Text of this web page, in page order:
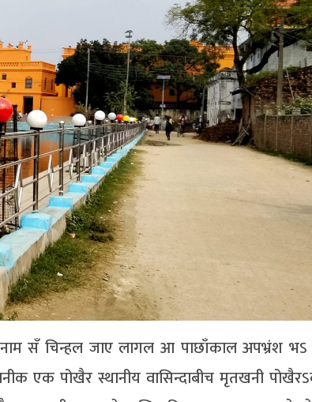
सँ चिन्हल जाए लागल आ पाछाँकाल अपभ्रंश भऽ
एक पोखैर स्थानीय वासिन्दाबीच मृतखनी